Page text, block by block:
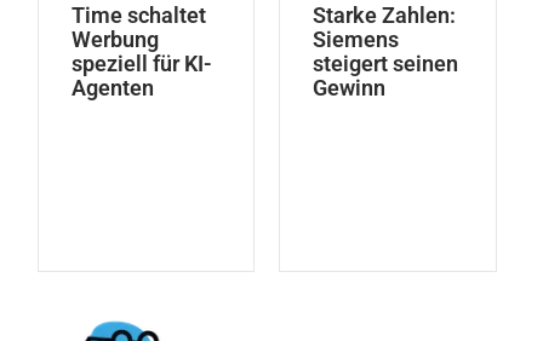
Time schaltet
Werbung
speziell für KI-
Agenten
Starke Zahlen:
Siemens
steigert seinen
Gewinn